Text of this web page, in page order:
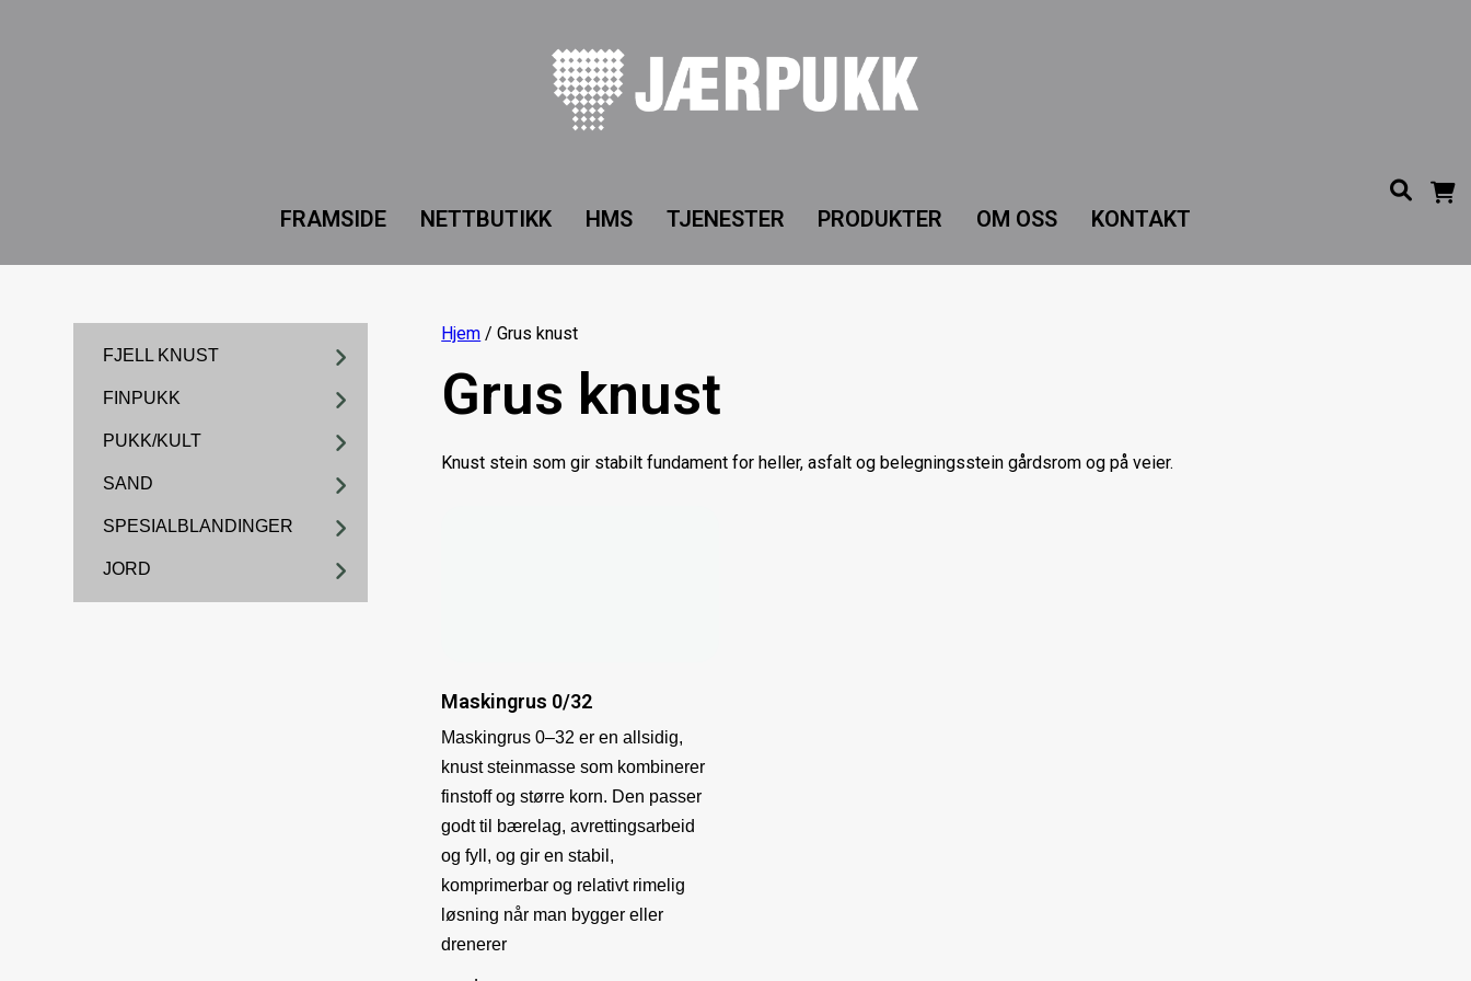
FRAMSIDE NETTBUTIKK HMS TJENESTER PRODUKTER OM OSS KONTAKT
Hjem / Grus knust
Grus knust
Knust stein som gir stabilt fundament for heller, asfalt og belegningsstein gårdsrom og på veier.
Maskingrus 0/32
Maskingrus 0–32 er en allsidig,
knust steinmasse som kombinerer
finstoff og større korn. Den passer
godt til bærelag, avrettingsarbeid
og fyll, og gir en stabil,
komprimerbar og relativt rimelig
løsning når man bygger eller
drenerer
FJELL KNUST
FINPUKK
PUKK/KULT
SAND
SPESIALBLANDINGER
JORD